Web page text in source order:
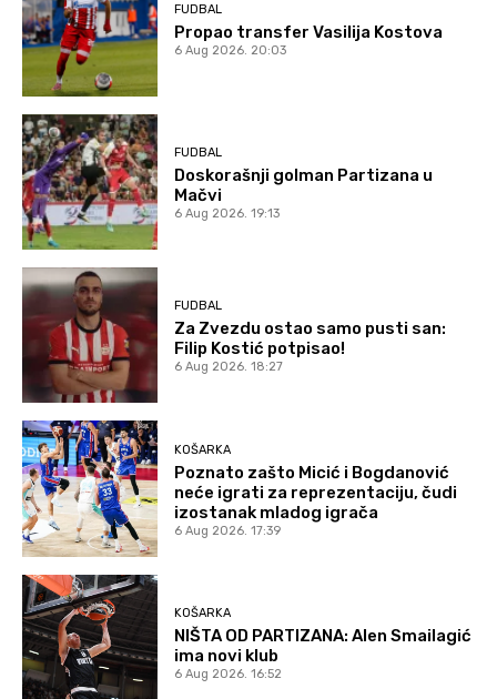
FUDBAL
Propao transfer Vasilija Kostova
6 Aug 2026. 20:03
FUDBAL
Doskorašnji golman Partizana u
Mačvi
6 Aug 2026. 19:13
FUDBAL
Za Zvezdu ostao samo pusti san:
Filip Kostić potpisao!
6 Aug 2026. 18:27
KOŠARKA
Poznato zašto Micić i Bogdanović
neće igrati za reprezentaciju, čudi
izostanak mladog igrača
6 Aug 2026. 17:39
KOŠARKA
NIŠTA OD PARTIZANA: Alen Smailagić
ima novi klub
6 Aug 2026. 16:52